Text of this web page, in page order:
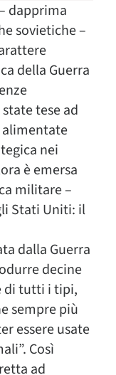
dapprima
sovietiche –
della Guerra
tese ad
nei
è emersa
militare –
Stati Uniti: il
dalla Guerra
decine
di tutti i tipi,
sempre più
essere usate
Così
ad